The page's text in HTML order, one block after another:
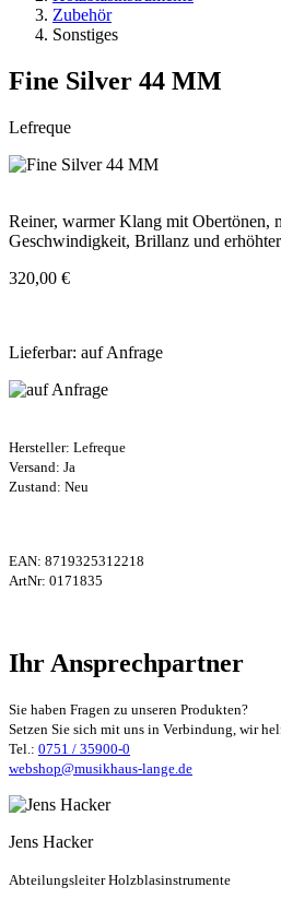
Zubehör
Sonstiges
Fine Silver 44 MM
Lefreque
Reiner, warmer Klang mit Obertönen,
Geschwindigkeit, Brillanz und
320,00 €
Lieferbar: auf Anfrage
Hersteller: Lefreque
Versand: Ja
Zustand: Neu
EAN: 8719325312218
ArtNr: 0171835
Ihr Ansprechpartner
Sie haben Fragen zu unseren Produkten?
Setzen Sie sich mit uns in Verbindung, wir
Tel.: 0751 / 35900-0
webshop@musikhaus-lange.de
Jens Hacker
Abteilungsleiter Holzblasinstrumente